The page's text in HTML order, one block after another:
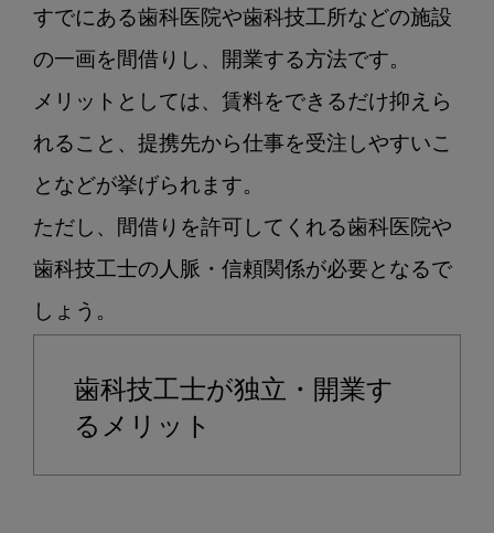
すでにある歯科医院や歯科技工所などの施設
の一画を間借りし、開業する方法です。
メリットとしては、賃料をできるだけ抑えら
れること、提携先から仕事を受注しやすいこ
となどが挙げられます。
ただし、間借りを許可してくれる歯科医院や
歯科技工士の人脈・信頼関係が必要となるで
歯科技工士が独立・開業す
るメリット